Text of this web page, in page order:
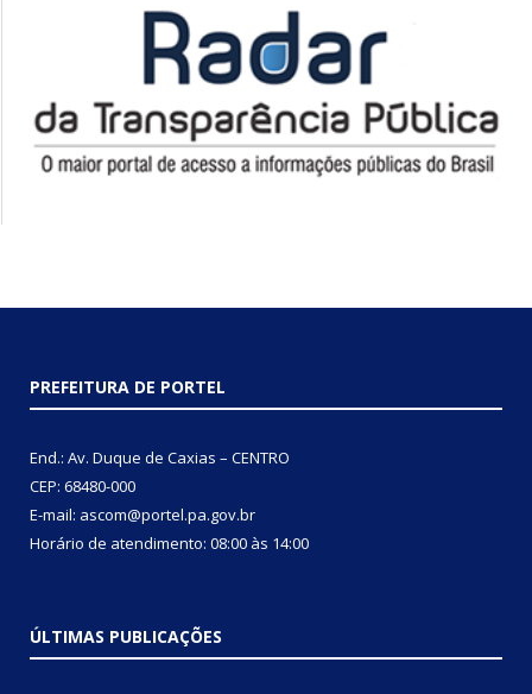
PREFEITURA DE PORTEL
End.: Av. Duque de Caxias – CENTRO
CEP: 68480-000
E-mail: ascom@portel.pa.gov.br
Horário de atendimento: 08:00 às 14:00
ÚLTIMAS PUBLICAÇÕES